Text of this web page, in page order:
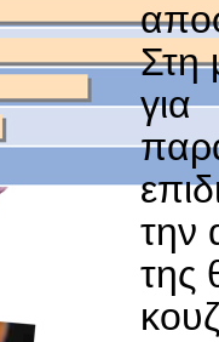
Στη
για
την
της